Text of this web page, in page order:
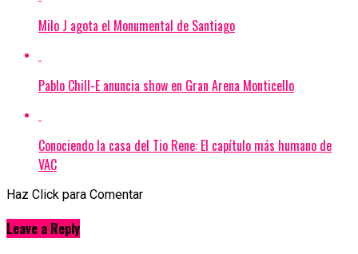
Milo J agota el Monumental de Santiago
Pablo Chill-E anuncia show en Gran Arena Monticello
Conociendo la casa del Tio Rene: El capítulo más humano de
VAC
Haz Click para Comentar
Leave a Reply